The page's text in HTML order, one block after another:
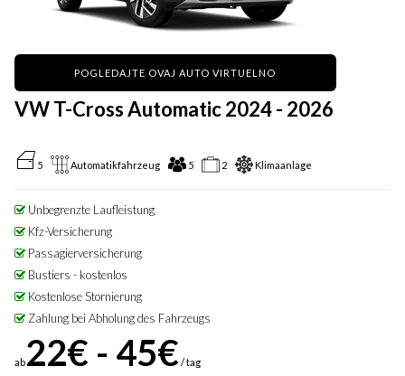
POGLEDAJTE OVAJ AUTO VIRTUELNO
VW T-Cross Automatic 2024 - 2026
5 Automatikfahrzeug 5 2 Klimaanlage
Unbegrenzte Laufleistung
Kfz-Versicherung
Passagierversicherung
Bustiers - kostenlos
Kostenlose Stornierung
Zahlung bei Abholung des Fahrzeugs
ab22€ - 45€ / tag